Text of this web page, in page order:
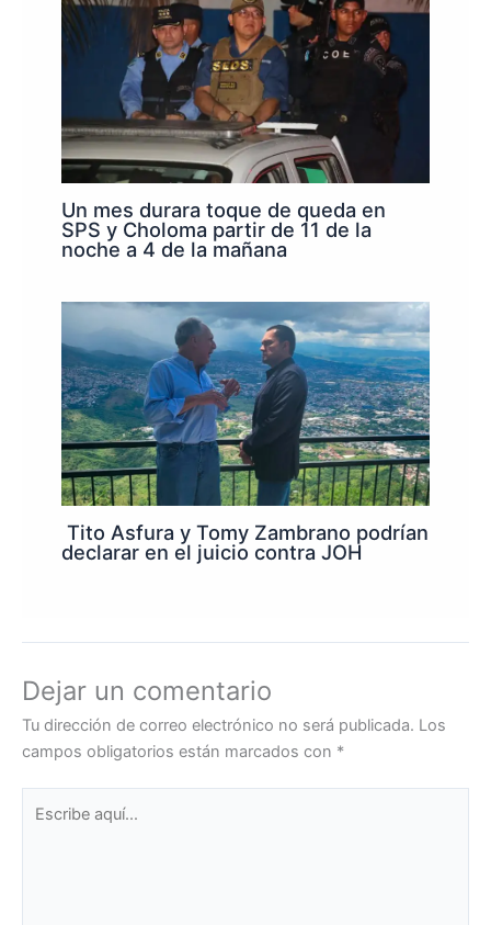
Un mes durara toque de queda en
SPS y Choloma partir de 11 de la
noche a 4 de la mañana
Tito Asfura y Tomy Zambrano podrían
declarar en el juicio contra JOH
Dejar un comentario
Tu dirección de correo electrónico no será publicada. Los
campos obligatorios están marcados con *